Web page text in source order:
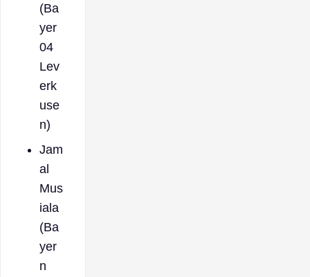
(Ba
yer
04
Lev
erk
use
n)
Jam
al
Mus
iala
(Ba
yer
n